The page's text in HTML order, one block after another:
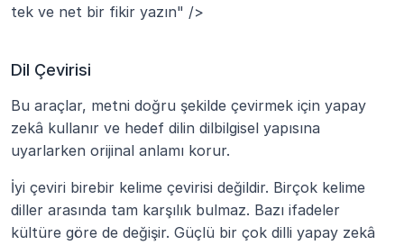
tek ve net bir fikir yazın" />
Dil Çevirisi
Bu araçlar, metni doğru şekilde çevirmek için yapay
zekâ kullanır ve hedef dilin dilbilgisel yapısına
uyarlarken orijinal anlamı korur.
İyi çeviri birebir kelime çevirisi değildir. Birçok kelime
diller arasında tam karşılık bulmaz. Bazı ifadeler
kültüre göre de değişir. Güçlü bir çok dilli yapay zekâ